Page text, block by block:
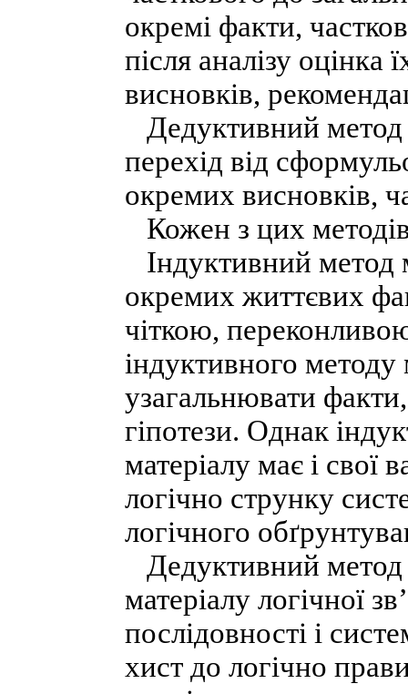
окремі факти,
після аналізу оцінка
висновків,
Дедуктивний
перехід від
окремих висновків,
Кожен з цих
Індуктивний метод
окремих життєвих
чіткою,
індуктивного методу
узагальнювати
гіпотези. Однак
матеріалу має і
логічно струнку
логічного
Дедуктивний метод
матеріалу логічної
послідовності і
хист до логічно